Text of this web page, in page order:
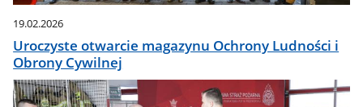
19.02.2026
Uroczyste otwarcie magazynu Ochrony Ludności i
Obrony Cywilnej